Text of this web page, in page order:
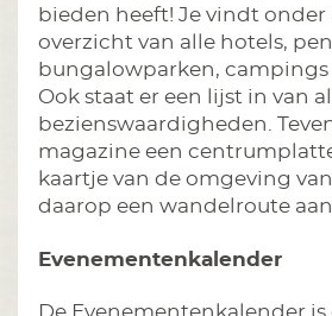
bieden heeft! Je vindt onder
overzicht van alle hotels,
bungalowparken, campings
Ook staat er een lijst in van
bezienswaardigheden.
magazine een
kaartje van de omgeving
daarop een wandelroute
Evenementenkalender
De Evenementenkalender